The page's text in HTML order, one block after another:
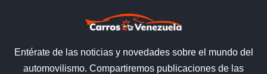
Entérate de las noticias y novedades sobre el mundo del
automovilismo. Compartiremos publicaciones de las